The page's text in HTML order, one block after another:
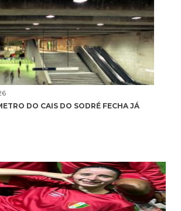
DO CAIS DO SODRÉ FECHA JÁ